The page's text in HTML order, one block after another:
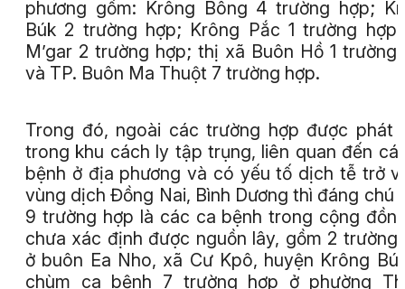
phương gồm: Krông Bông 4 trường hợp;
Búk 2 trường hợp; Krông Pắc 1 trường
M’gar 2 trường hợp; thị xã Buôn Hồ 1 trường
và TP. Buôn Ma Thuột 7 trường hợp.
Trong đó, ngoài các trường hợp được phát
trong khu cách ly tập trụng, liên quan đến
bệnh ở địa phương và có yếu tố dịch tễ trở
vùng dịch Đồng Nai, Bình Dương thì đáng chú
9 trường hợp là các ca bệnh trong cộng
chưa xác định được nguồn lây, gồm 2 trường
ở buôn Ea Nho, xã Cư Kpô, huyện Krông
chùm ca bệnh 7 trường hợp ở phường